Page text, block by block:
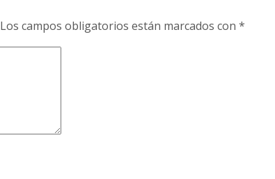
Los campos obligatorios están marcados con *